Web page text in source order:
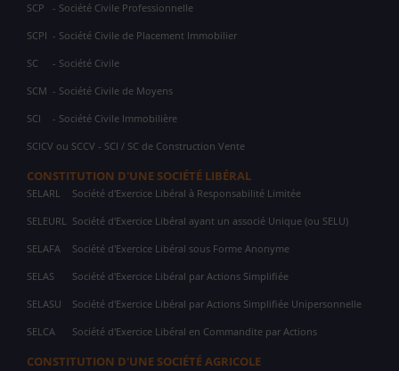
SCP - Société Civile Professionnelle
SCPI - Société Civile de Placement Immobilier
SC - Société Civile
SCM - Société Civile de Moyens
SCI - Société Civile Immobilière
SCICV ou SCCV - SCI / SC de Construction Vente
CONSTITUTION D'UNE SOCIÉTÉ LIBÉRAL
SELARL Société d'Exercice Libéral à Responsabilité Limitée
SELEURL Société d'Exercice Libéral ayant un associé Unique (ou SELU)
SELAFA Société d'Exercice Libéral sous Forme Anonyme
SELAS Société d'Exercice Libéral par Actions Simplifiée
SELASU Société d'Exercice Libéral par Actions Simplifiée Unipersonnelle
SELCA Société d'Exercice Libéral en Commandite par Actions
CONSTITUTION D'UNE SOCIÉTÉ AGRICOLE